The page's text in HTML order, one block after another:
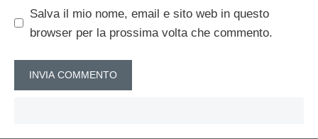
Salva il mio nome, email e sito web in questo
browser per la prossima volta che commento.